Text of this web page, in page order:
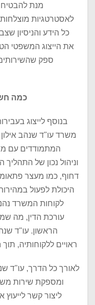
מנת
לאסטרטגיות
כל הידע והניסיון
את הייצוג המשפטי
ספק
כמה
בנוסף לייצוג
משרד עו"ד שנהב אילון
המתמודדים עם
וניהול נכון של
דחוף, כמו מעצר
היכולת לפעול
לקוחות המשרד
עורכת הדין, מה
הראשון. עו"ד
ראויים ללקוחותיה,
לאורך כל הדרך, עו"ד
ומספקת שירות
ליצור קשר לייעוץ